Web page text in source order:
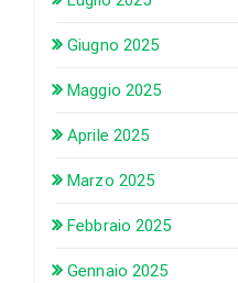
Giugno 2025
Maggio 2025
Aprile 2025
Marzo 2025
Febbraio 2025
Gennaio 2025